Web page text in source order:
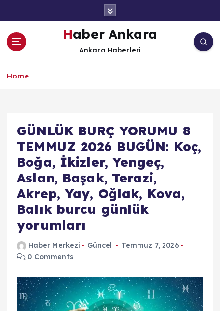
Haber Ankara
Ankara Haberleri
Home
GÜNLÜK BURÇ YORUMU 8
TEMMUZ 2026 BUGÜN: Koç,
Boğa, İkizler, Yengeç,
Aslan, Başak, Terazi,
Akrep, Yay, Oğlak, Kova,
Balık burcu günlük
yorumları
Haber Merkezi Güncel
Temmuz 7, 2026
0 Comments